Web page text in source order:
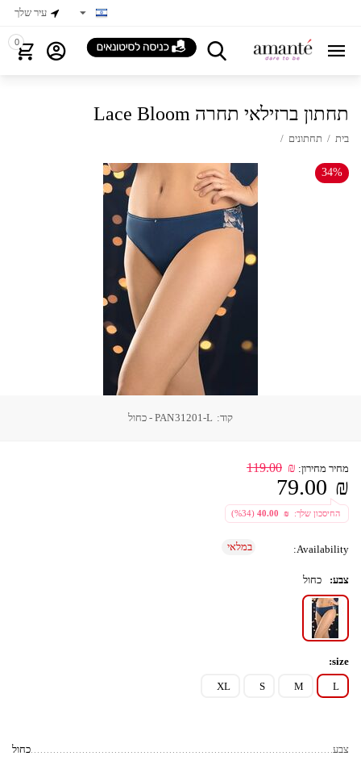
עיר שלך
0
Lace Bloom תחתון ברזילאי תחרה
בית / תחתונים /
קוד: PAN31201-L - כחול
מחיר מחירון: 119.00 ₪
79.00 ₪
החיסכון שלך: 40.00 ₪
(
34
%)
Availability: במלאי
צבע: כחול
size:
L
M
S
XL
צבע כחול